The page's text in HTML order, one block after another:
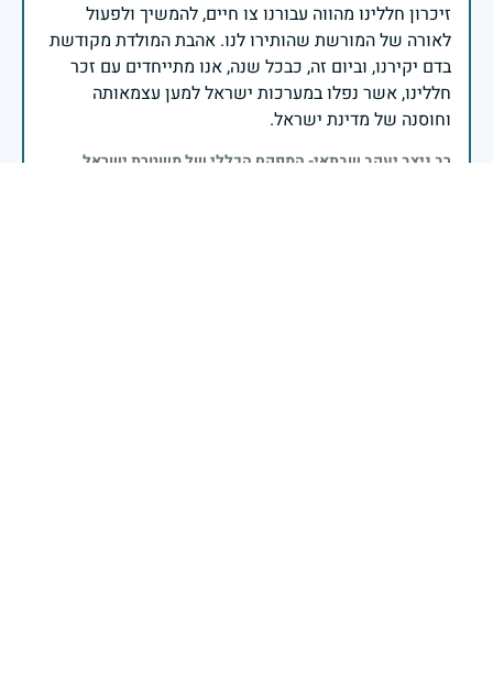
זיכרון חללינו מהווה עבורנו צו חיים, להמשיך ולפעול
לאורה של המורשת שהותירו לנו. אהבת המולדת מקודשת
בדם יקירנו, וביום זה, כבכל שנה, אנו מתייחדים עם זכר
חללינו, אשר נפלו במערכות ישראל למען עצמאותה
וחוסנה של מדינת ישראל.
רב ניצב יעקב שבתאי- המפקח הכללי של משטרת ישראל